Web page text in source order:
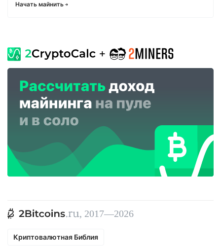
Начать майнить
, 2017—2026
Криптовалютная Библия